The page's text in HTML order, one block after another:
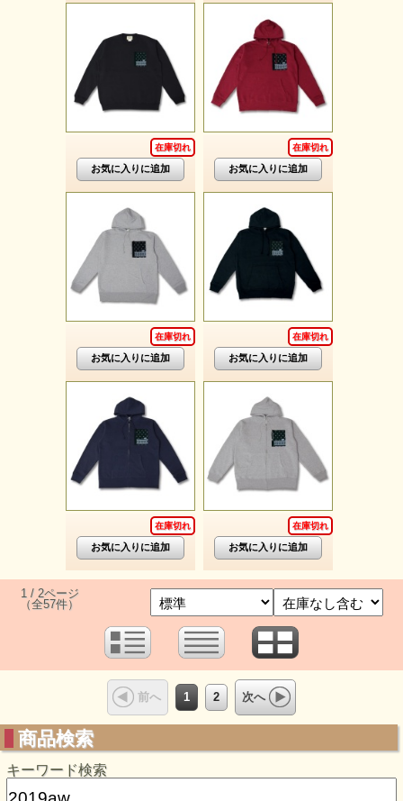
在庫切れ 在庫切れ
在庫切れ 在庫切れ
在庫切れ 在庫切れ
1 / 2ページ
（全57件）
前へ 1 2 次へ
商品検索
キーワード検索